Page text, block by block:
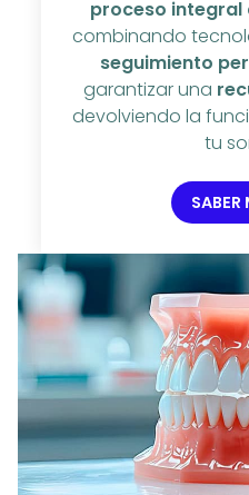
proceso
combinando
seguimiento
garantizar una
devolviendo la
tu
SABER